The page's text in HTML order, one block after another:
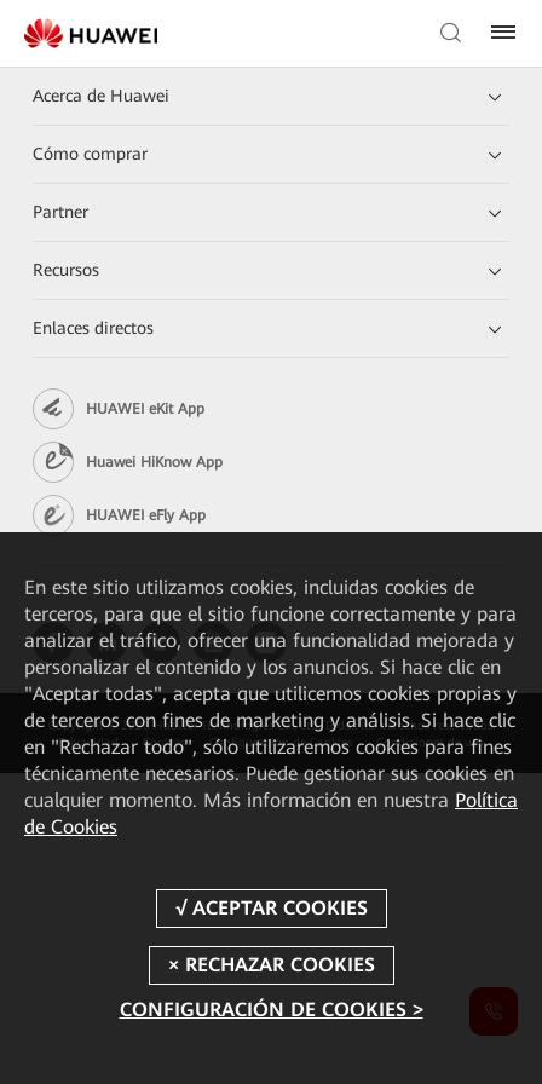
Acerca de Huawei
Cómo comprar
Partner
Recursos
Enlaces directos
HUAWEI eKit App
Huawei HiKnow App
HUAWEI eFly App
Copyright © 2026 Huawei Technologies Co., Ltd. Todos los derechos reservados.
Privacidad
Cookies Configuración de Cookies Condiciones de uso
En este sitio utilizamos cookies, incluidas cookies de
terceros, para que el sitio funcione correctamente y para
analizar el tráfico, ofrecer una funcionalidad mejorada y
personalizar el contenido y los anuncios. Si hace clic en
"Aceptar todas", acepta que utilicemos cookies propias y
de terceros con fines de marketing y análisis. Si hace clic
en "Rechazar todo", sólo utilizaremos cookies para fines
técnicamente necesarios. Puede gestionar sus cookies en
cualquier momento. Más información en nuestra Política
de Cookies
CONFIGURACIÓN DE COOKIES >